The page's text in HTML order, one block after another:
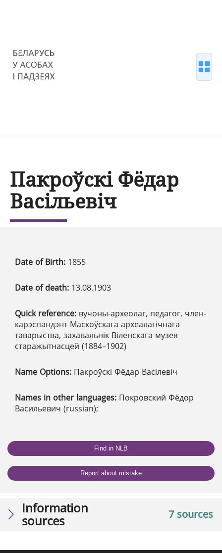
Пакроўскі Фёдар
Васільевіч
Date of Birth: 1855
Date of death: 13.08.1903
Quick reference: вучоны-археолаг, педагог, член-
карэспандэнт Маскоўскага археалагічнага
таварыства, захавальнік Віленскага музея
старажытнасцей (1884–1902)
Name Options: Пакроўскі Фёдар Васілевіч
Names in other languages: Покровский Фёдор
Васильевич (russian);
Find in NLB
Report about mistake
7 sources
Information
sources